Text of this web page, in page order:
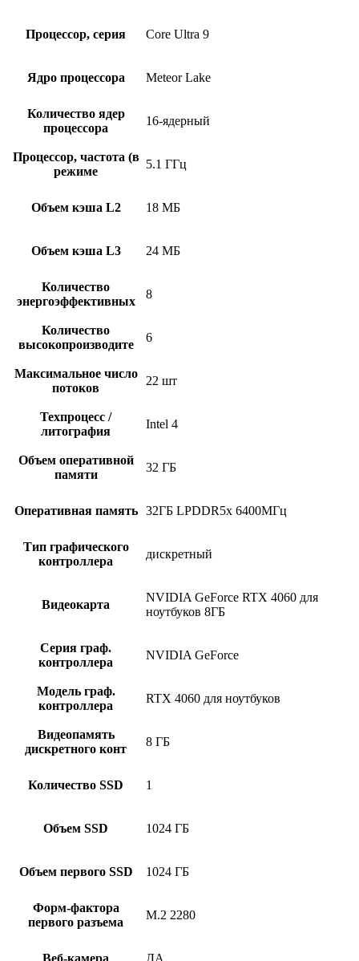
Процессор, серия Core Ultra 9
Ядро процессора Meteor Lake
Количество ядер
процессора
16-ядерный
Процессор, частота (в
режиме
5.1 ГГц
Объем кэша L2 18 МБ
Объем кэша L3 24 МБ
Количество
энергоэффективных
8
Количество
высокопроизводите
6
Максимальное число
потоков
22 шт
Техпроцесс /
литография
Intel 4
Объем оперативной
памяти
32 ГБ
Оперативная память 32ГБ LPDDR5x 6400МГц
Тип графического
контроллера
дискретный
Видеокарта
NVIDIA GeForce RTX 4060 для
ноутбуков 8ГБ
Серия граф.
контроллера
NVIDIA GeForce
Модель граф.
контроллера
RTX 4060 для ноутбуков
Видеопамять
дискретного конт
8 ГБ
Количество SSD 1
Объем SSD 1024 ГБ
Объем первого SSD 1024 ГБ
Форм-фактора
первого разъема
M.2 2280